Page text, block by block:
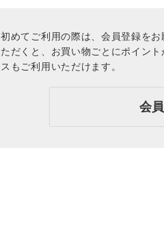
初めてご利用の際は、会員登録を
ただくと、お買い物ごとにポイン
スもご利用いただけます。
会